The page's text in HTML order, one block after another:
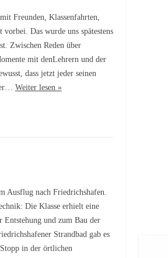
Freunden, Klassenfahrten,
Das wurde uns spätestens
Zwischen Reden über
mit denLehrern und der
dass jetzt jeder seinen
Weiter lesen »
Ausflug nach Friedrichshafen.
Die Klasse erhielt eine
Entstehung und zum Bau der
Strandbad gab es
in der örtlichen